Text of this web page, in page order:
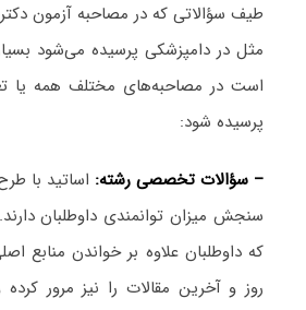
طیف سؤالاتی که در مصاحبه آزمون
مثل در دامپزشکی پرسیده می‌شود
است در مصاحبه‌های مختلف همه یا
پرسیده شود:
– سؤالات تخصصی رشته: اساتید با
سنجش میزان توانمندی داوطلبان
که داوطلبان علاوه بر خواندن منابع
روز و آخرین مقالات را نیز مرور